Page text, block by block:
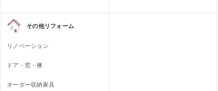
その他リフォーム
リノベーション
ドア・窓・襖
オーダー収納家具